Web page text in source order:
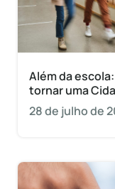
Além da
tornar uma
28 de julho de